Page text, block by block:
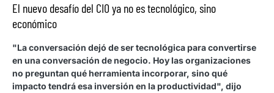
El nuevo desafío del CIO ya no es tecnológico, sino
económico
"La conversación dejó de ser tecnológica para convertirse
en una conversación de negocio. Hoy las organizaciones
no preguntan qué herramienta incorporar, sino qué
impacto tendrá esa inversión en la productividad", dijo